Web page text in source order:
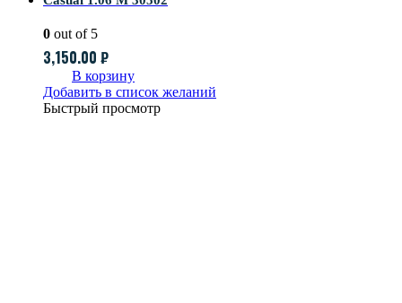
0 out of 5
3,150.00 ₽
В корзину
Добавить в список желаний
Быстрый просмотр